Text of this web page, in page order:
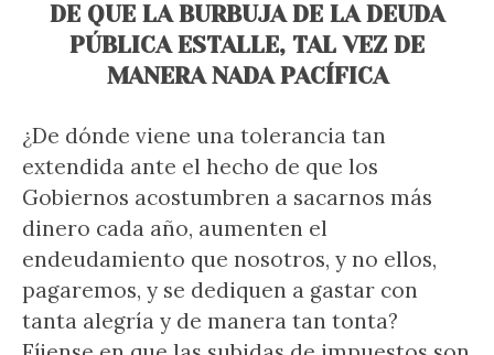
DE QUE LA BURBUJA DE LA DEUDA
PÚBLICA ESTALLE, TAL VEZ DE
MANERA NADA PACÍFICA
¿De dónde viene una tolerancia tan
extendida ante el hecho de que los
Gobiernos acostumbren a sacarnos más
dinero cada año, aumenten el
endeudamiento que nosotros, y no ellos,
pagaremos, y se dediquen a gastar con
tanta alegría y de manera tan tonta?